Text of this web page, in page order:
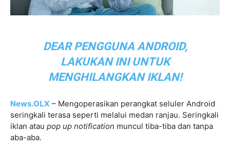
DEAR PENGGUNA ANDROID,
LAKUKAN INI UNTUK
MENGHILANGKAN IKLAN!
News.OLX – Mengoperasikan perangkat seluler Android
seringkali terasa seperti melalui medan ranjau. Seringkali
iklan atau pop up notification muncul tiba-tiba dan tanpa
aba-aba.